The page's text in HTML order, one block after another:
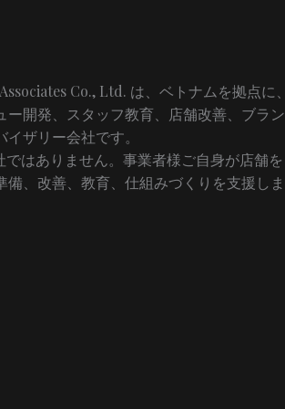
Co., Ltd. は、ベトナムを拠点に、
開発、スタッフ教育、店舗改善、ブラン
ザリー会社です。
はありません。事業者様ご自身が店舗を
、改善、教育、仕組みづくりを支援しま